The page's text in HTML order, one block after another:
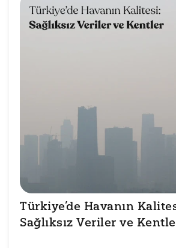
Türkiye’de Havanın
Sağlıksız Veriler ve